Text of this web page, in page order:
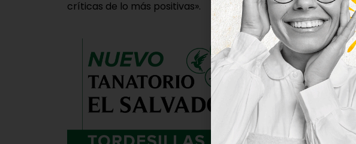
críticas de lo más positivas».